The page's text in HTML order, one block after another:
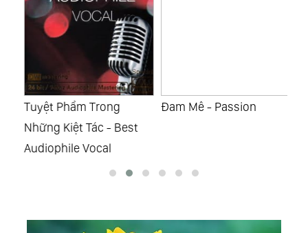
Tuyệt Phẩm Trong
Những Kiệt Tác - Best
Audiophile Vocal
Đam Mê - Passion